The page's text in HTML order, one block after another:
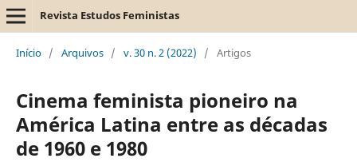
Revista Estudos Feministas
Início / Arquivos / v. 30 n. 2 (2022) / Artigos
Cinema feminista pioneiro na
América Latina entre as décadas
de 1960 e 1980